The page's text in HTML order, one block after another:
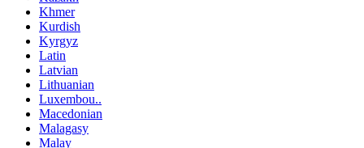
Khmer
Kurdish
Kyrgyz
Latin
Latvian
Lithuanian
Luxembou..
Macedonian
Malagasy
Malay